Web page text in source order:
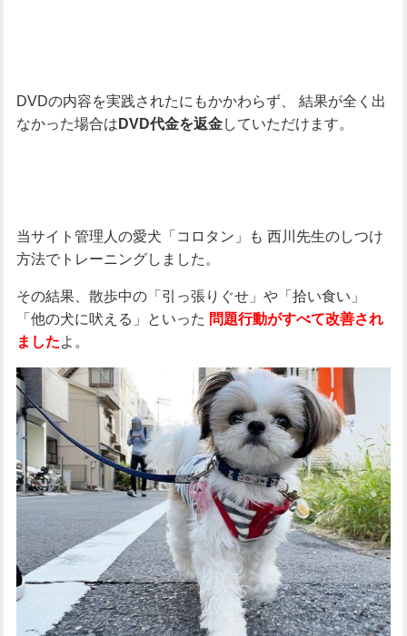
DVDの内容を実践されたにもかかわらず、
結果が全く出
なかった場合は DVD代金を返金していただけます。
当サイト管理人の愛犬「コロタン」も 西川先生のしつけ
方法でトレーニングしました。
その結果、散歩中の「引っ張りぐせ」や「拾い食い」
「他の犬に吠える」といった 問題行動がすべて改善され
ましたよ。